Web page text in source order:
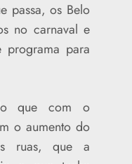
passa, os Belo
no carnaval e
para
que com o
o aumento do
ruas, que a